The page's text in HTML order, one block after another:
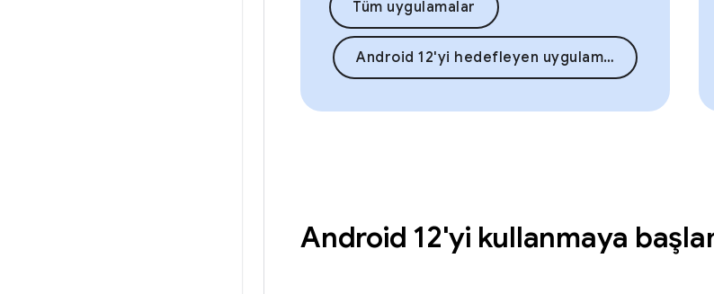
Tüm uygulamalar
Android 12'yi hedefleyen uygulamalar
Android 12'yi kullanmaya